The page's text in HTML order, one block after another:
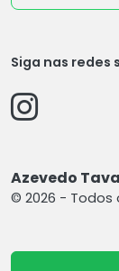
Siga nas redes
Azevedo
© 2026 - Todos